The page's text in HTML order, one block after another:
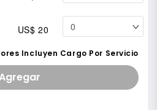
US$ 20
Incluyen Cargo Por Servicio